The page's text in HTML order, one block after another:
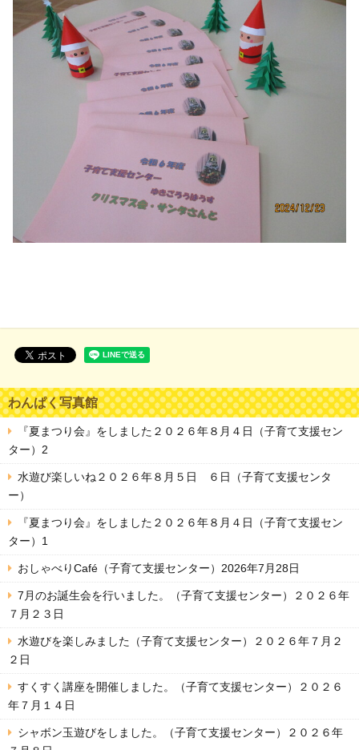
わんぱく写真館
『夏まつり会』をしました２０２６年８月４日（子育て支援セン
ター）2
水遊び楽しいね２０２６年８月５日 ６日（子育て支援センタ
ー）
『夏まつり会』をしました２０２６年８月４日（子育て支援セン
ター）1
おしゃべりCafé（子育て支援センター）2026年7月28日
7月のお誕生会を行いました。（子育て支援センター）２０２６年
７月２３日
水遊びを楽しみました（子育て支援センター）２０２６年７月２
２日
すくすく講座を開催しました。（子育て支援センター）２０２６
年７月１４日
シャボン玉遊びをしました。（子育て支援センター）２０２６年